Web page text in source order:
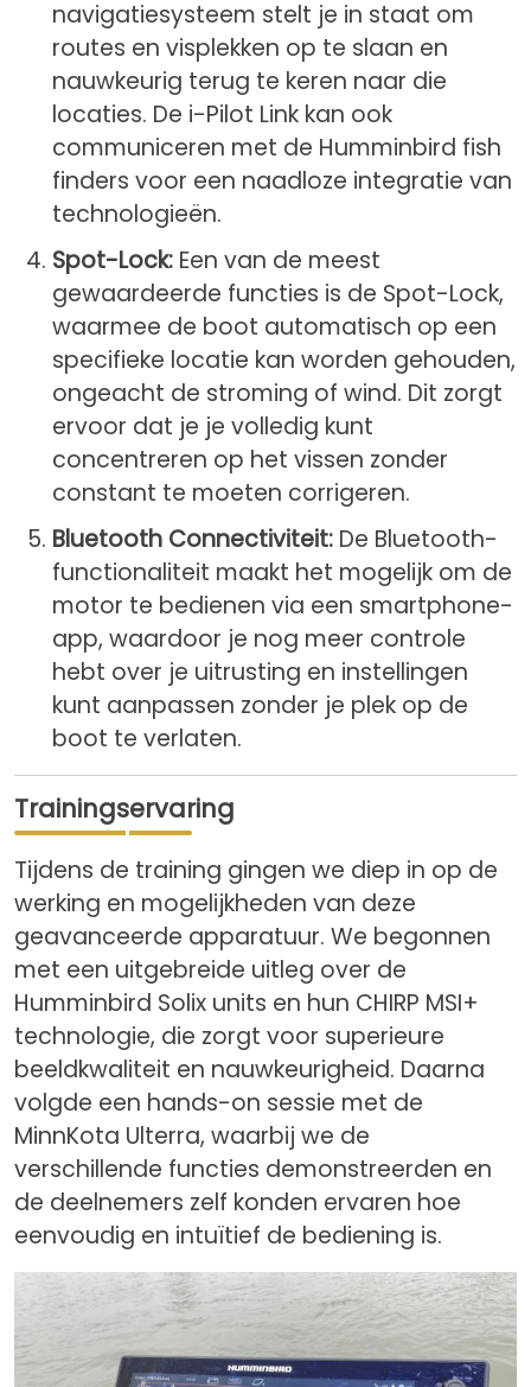
navigatiesysteem stelt je in staat om
routes en visplekken op te slaan en
nauwkeurig terug te keren naar die
locaties. De i-Pilot Link kan ook
communiceren met de Humminbird fish
finders voor een naadloze integratie van
technologieën.
Spot-Lock: Een van de meest
gewaardeerde functies is de Spot-Lock,
waarmee de boot automatisch op een
specifieke locatie kan worden gehouden,
ongeacht de stroming of wind. Dit zorgt
ervoor dat je je volledig kunt
concentreren op het vissen zonder
constant te moeten corrigeren.
Bluetooth Connectiviteit: De Bluetooth-
functionaliteit maakt het mogelijk om de
motor te bedienen via een smartphone-
app, waardoor je nog meer controle
hebt over je uitrusting en instellingen
kunt aanpassen zonder je plek op de
boot te verlaten.
Trainingservaring
Tijdens de training gingen we diep in op de
werking en mogelijkheden van deze
geavanceerde apparatuur. We begonnen
met een uitgebreide uitleg over de
Humminbird Solix units en hun CHIRP MSI+
technologie, die zorgt voor superieure
beeldkwaliteit en nauwkeurigheid. Daarna
volgde een hands-on sessie met de
MinnKota Ulterra, waarbij we de
verschillende functies demonstreerden en
de deelnemers zelf konden ervaren hoe
eenvoudig en intuïtief de bediening is.